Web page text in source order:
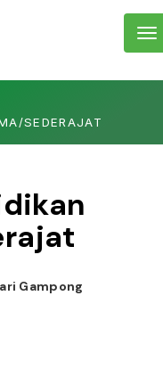
SEDERAJAT
Gampong